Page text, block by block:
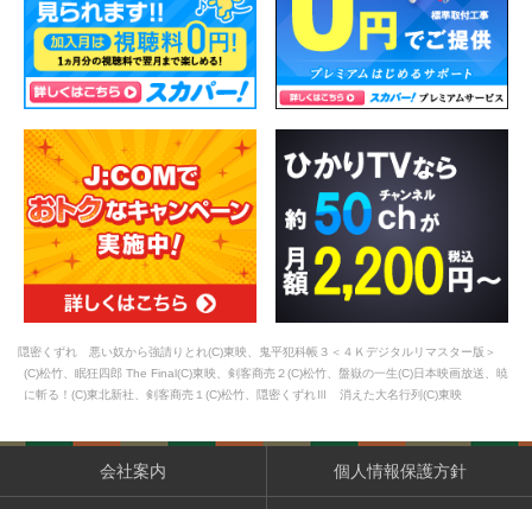
隠密くずれ 悪い奴から強請りとれ(C)東映、鬼平犯科帳３＜４Ｋデジタルリマスター版＞
(C)松竹、眠狂四郎 The Final(C)東映、剣客商売２(C)松竹、盤嶽の一生(C)日本映画放送、暁
に斬る！(C)東北新社、剣客商売１(C)松竹、隠密くずれⅢ 消えた大名行列(C)東映
会社案内 個人情報保護方針